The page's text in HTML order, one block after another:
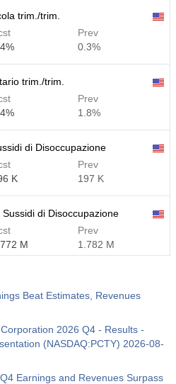
trim./trim.
Prev
0.3%
trim./trim.
Prev
1.8%
di Disoccupazione
K
Prev
197 K
di Disoccupazione
M
Prev
1.782 M
Beat Estimates, Revenues
2026 Q4 - Results -
(NASDAQ:PCTY) 2026-08-
Earnings and Revenues Surpass